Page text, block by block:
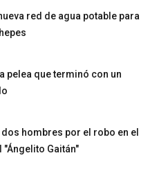
red de agua potable para
pelea que terminó con un
hombres por el robo en el
Gaitán"